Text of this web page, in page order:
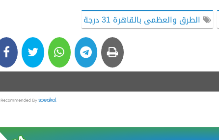
الطرق والعظمى بالقاهرة 31 درجة